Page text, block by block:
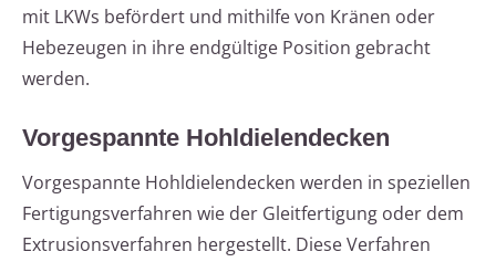
mit LKWs befördert und mithilfe von Kränen oder
Hebezeugen in ihre endgültige Position gebracht
werden.
Vorgespannte Hohldielendecken
Vorgespannte Hohldielendecken werden in speziellen
Fertigungsverfahren wie der Gleitfertigung oder dem
Extrusionsverfahren hergestellt. Diese Verfahren